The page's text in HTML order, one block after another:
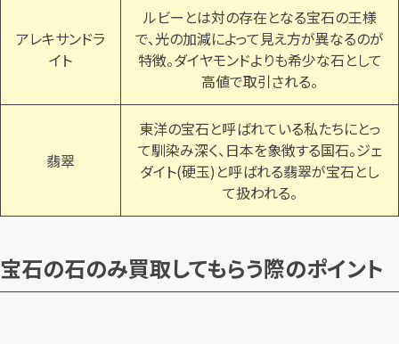
アレキサンドラ
イト
ルビーとは対の存在となる宝石の王様
で、光の加減によって見え方が異なるのが
特徴。ダイヤモンドよりも希少な石として
高値で取引される。
翡翠
東洋の宝石と呼ばれている私たちにとっ
て馴染み深く、日本を象徴する国石。ジェ
ダイト(硬玉)と呼ばれる翡翠が宝石とし
て扱われる。
宝石の石のみ買取してもらう際のポイント